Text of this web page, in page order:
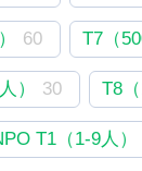
60 T7（
） 30 T8（
T1（1-9人）